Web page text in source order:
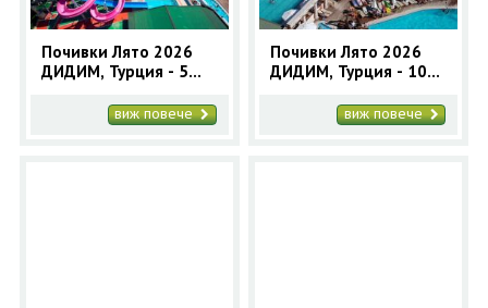
Почивки Лято 2026
ДИДИМ, Турция - 5
програмавиж повече
Почивки Лято 2026
ДИДИМ, Турция - 10
програмавиж повече